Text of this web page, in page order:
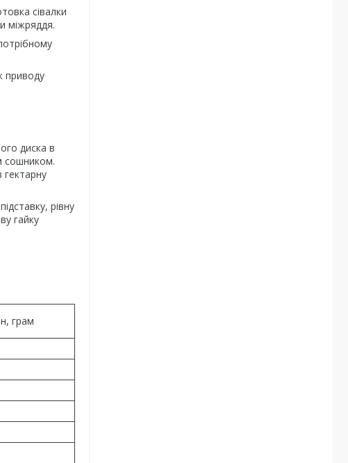
сівалки
міжряддя.
приводу
диска в
сошником.
гектарну
рівну
гайку
грам